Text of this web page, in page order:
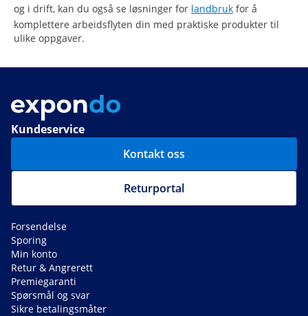
og i drift, kan du også se løsninger for landbruk for å
komplettere arbeidsflyten din med praktiske produkter til
ulike oppgaver.
Kundeservice
Kontakt oss
Returportal
Forsendelse
Sporing
Min konto
Retur & Angrerett
Premiegaranti
Spørsmål og svar
Sikre betalingsmåter